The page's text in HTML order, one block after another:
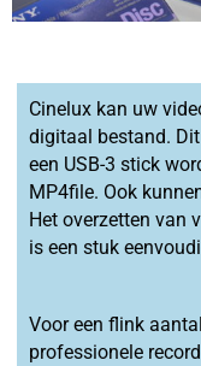
Cinelux kan uw
digitaal bestand.
een USB-3 stick
MP4file. Ook
Het overzetten van
is een stuk
Voor een flink
professionele